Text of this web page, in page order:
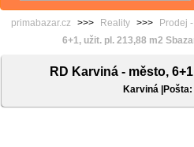
primabazar.cz >>> Reality >>> Prodej
6+1, užit. pl. 213,88 m2
RD Karviná - město,
Karviná